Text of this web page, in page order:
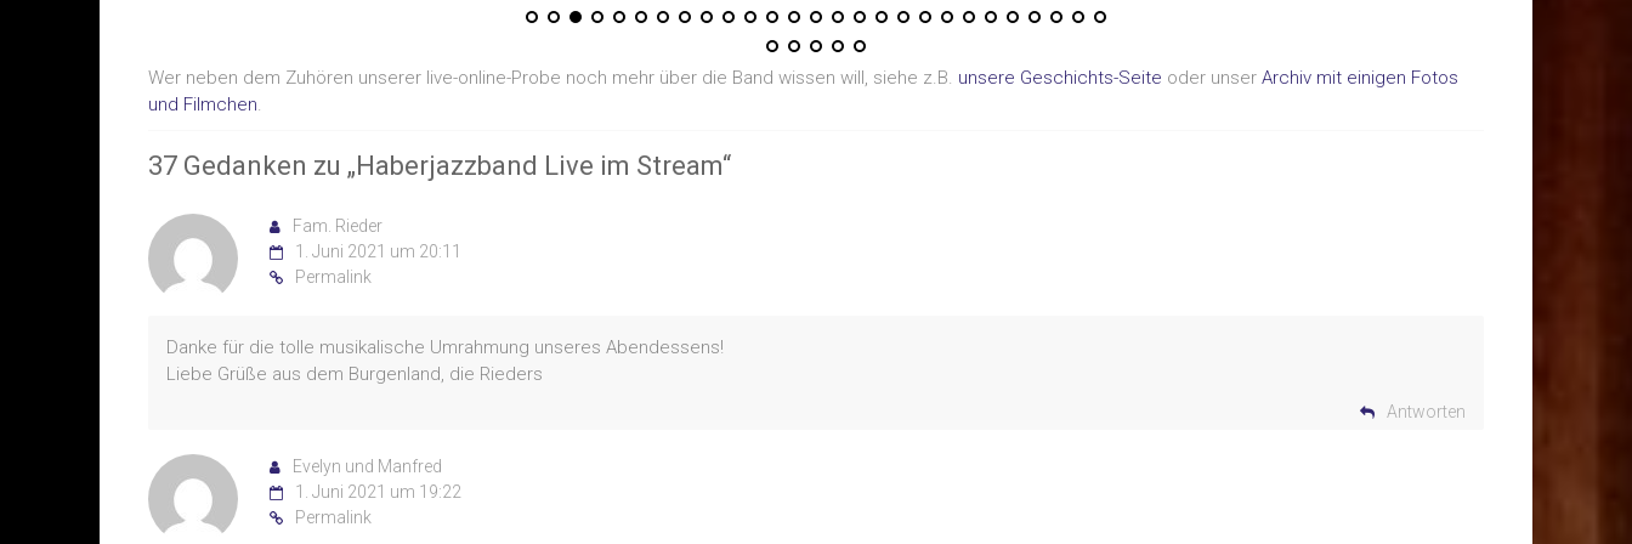
Wer neben dem Zuhören unserer live-online-Probe noch mehr über die Band wissen will, siehe z.B. unsere Geschichts-Seite oder unser Archiv mit einigen Fotos
und Filmchen.
37 Gedanken zu „Haberjazzband Live im Stream“
Fam. Rieder
1. Juni 2021 um 20:11
Permalink
Danke für die tolle musikalische Umrahmung unseres Abendessens!
Liebe Grüße aus dem Burgenland, die Rieders
Antworten
Evelyn und Manfred
1. Juni 2021 um 19:22
Permalink